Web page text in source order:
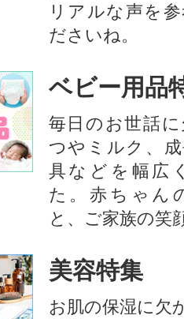
リアルな声を
ださいね。
ベビー用品
毎日のお世話
つやミルク、
具などを幅広
た。赤ちゃん
と、ご家族の笑
美容特集
お肌の保湿に欠